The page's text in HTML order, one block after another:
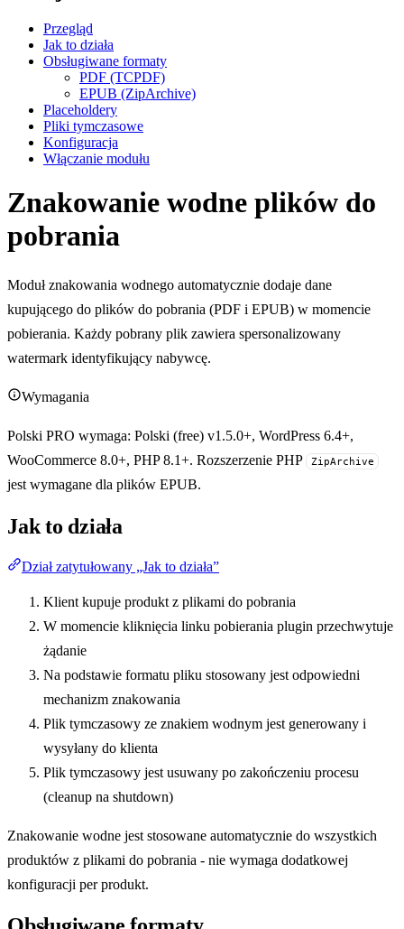
Przegląd
Jak to działa
Obsługiwane formaty
PDF (TCPDF)
EPUB (ZipArchive)
Placeholdery
Pliki tymczasowe
Konfiguracja
Włączanie modułu
Znakowanie wodne plików do
pobrania
Moduł znakowania wodnego automatycznie dodaje dane
kupującego do plików do pobrania (PDF i EPUB) w momencie
pobierania. Każdy pobrany plik zawiera spersonalizowany
watermark identyfikujący nabywcę.
Wymagania
Polski PRO wymaga: Polski (free) v1.5.0+, WordPress 6.4+,
WooCommerce 8.0+, PHP 8.1+. Rozszerzenie PHP
ZipArchive
jest wymagane dla plików EPUB.
Jak to działa
Dział zatytułowany „Jak to działa”
Klient kupuje produkt z plikami do pobrania
W momencie kliknięcia linku pobierania plugin przechwytuje
żądanie
Na podstawie formatu pliku stosowany jest odpowiedni
mechanizm znakowania
Plik tymczasowy ze znakiem wodnym jest generowany i
wysyłany do klienta
Plik tymczasowy jest usuwany po zakończeniu procesu
(cleanup na shutdown)
Znakowanie wodne jest stosowane automatycznie do wszystkich
produktów z plikami do pobrania - nie wymaga dodatkowej
konfiguracji per produkt.